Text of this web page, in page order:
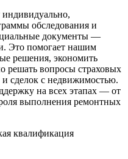
обследования и
документы —
Это помогает нашим
решения, экономить
решать вопросы страховых
и сделок с недвижимостью.
на всех этапах — от
выполнения ремонтных
квалификация